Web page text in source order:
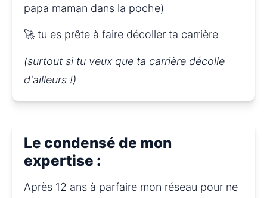
papa maman dans la poche)
🚀 tu es prête à faire décoller ta carrière
(surtout si tu veux que ta carrière décolle
d'ailleurs !)
Le condensé de mon
expertise :
Après 12 ans à parfaire mon réseau pour ne